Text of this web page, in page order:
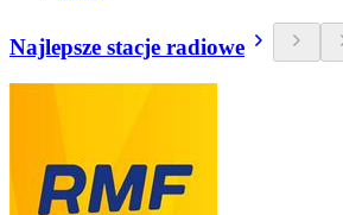
Najlepsze stacje radiowe